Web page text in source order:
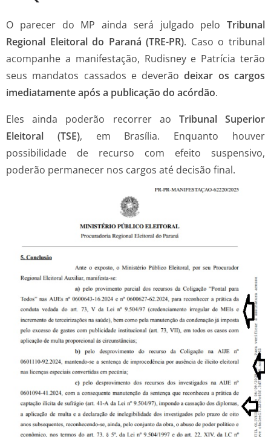
O parecer do MP ainda será julgado pelo Tribunal
Regional Eleitoral do Paraná (TRE-PR). Caso o tribunal
acompanhe a manifestação, Rudisney e Patrícia terão
seus mandatos cassados e deverãodeixar os cargos
imediatamente após a publicação do acórdão.
Eles ainda poderão recorrer ao Tribunal Superior
Eleitoral (TSE), em Brasília. Enquanto houver
possibilidade de recurso com efeito suspensivo,
poderão permanecer nos cargos até decisão final.